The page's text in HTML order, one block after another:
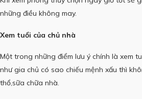
những điều không may.
Xem tuổi của chủ nhà
Một trong những điểm lưu ý chính là xem
như gia chủ có sao chiếu mệnh xấu thì
thổ,sữa chữa nhà.